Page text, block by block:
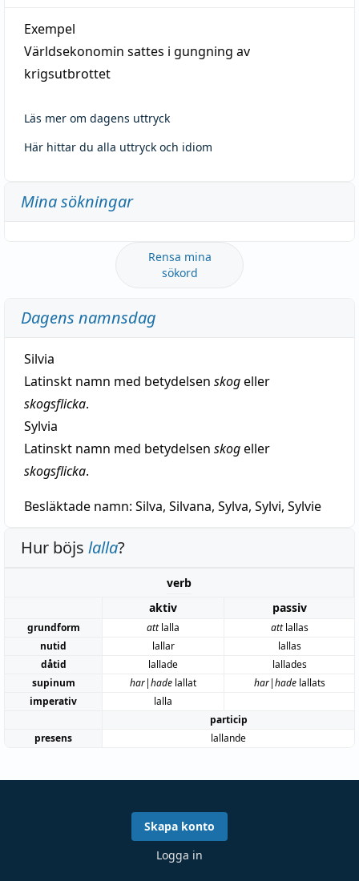
Exempel
Världsekonomin sattes i gungning av
krigsutbrottet
Läs mer om dagens uttryck
Här hittar du alla uttryck och idiom
Mina sökningar
Rensa mina
sökord
Dagens namnsdag
Silvia
Latinskt namn med betydelsen skogeller
skogsflicka.
Sylvia
Latinskt namn med betydelsen skogeller
skogsflicka.
Besläktade namn: Silva, Silvana, Sylva, Sylvi, Sylvie
Hur böjs lalla?
verb
aktiv
passiv
grundform attlalla attlallas
nutid
lallar
lallas
dåtid
lallade
lallades
supinum
har|hade lallat har|hadelallats
imperativ
lalla
particip
presens
lallande
Skapa konto
Logga in